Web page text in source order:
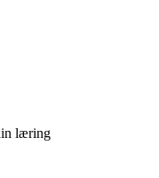
læring